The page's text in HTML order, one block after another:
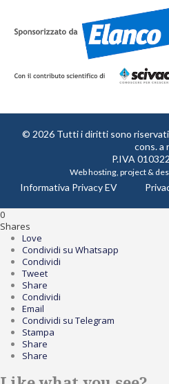
© 2026 Tutti i diritti sono
cons. a
P.IVA
Web hosting, project &
Informativa Privacy EV
0
Shares
Love
Condividi su Whatsapp
Condividi
Tweet
Share
Condividi
Email
Condividi su Telegram
Stampa
Share
Share